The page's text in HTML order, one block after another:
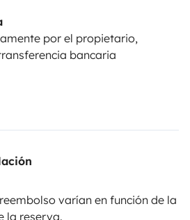
por el propietario,
bancaria
varían en función de la
la reserva.